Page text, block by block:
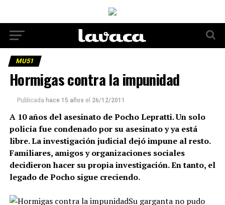
MU51
Hormigas contra la impunidad
Publicada hace 15 años el 26/12/2011
A 10 años del asesinato de Pocho Lepratti. Un solo
policía fue condenado por su asesinato y ya está
libre. La investigación judicial dejó impune al resto.
Familiares, amigos y organizaciones sociales
decidieron hacer su propia investigación. En tanto, el
legado de Pocho sigue creciendo.
Su garganta no pudo